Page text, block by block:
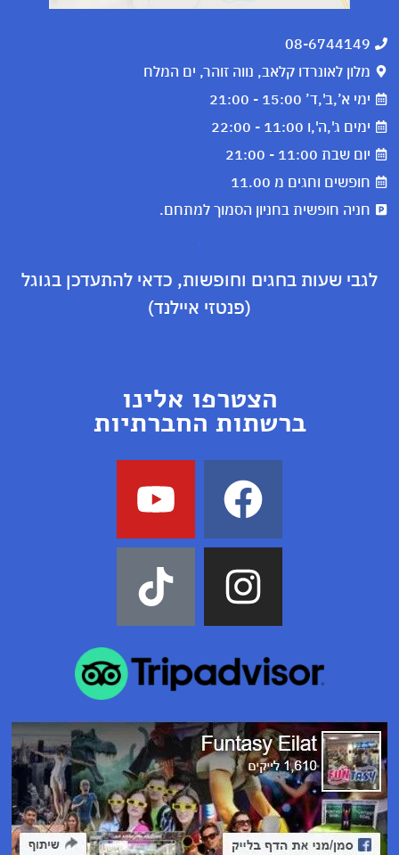
08-6744149
מלון לאונרדו קלאב, נווה זוהר, ים המלח
ימי א’,ב',ד’ 15:00 - 21:00
ימים ג',ה',ו 11:00 - 22:00
יום שבת 11:00 - 21:00
חופשים וחגים מ 11.00
חניה חופשית בחניון הסמוך למתחם.
.
לגבי שעות בחגים וחופשות, כדאי להתעדכן בגוגל
(פנטזי איילנד)
הצטרפו אלינו
ברשתות החברתיות